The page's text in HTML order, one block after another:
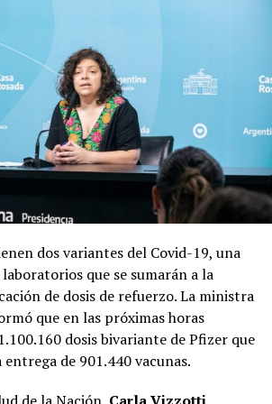
dos variantes del Covid-19, una
que se sumarán a la
de dosis de refuerzo. La ministra
que en las próximas horas
dosis bivariante de Pfizer que
de 901.440 vacunas.